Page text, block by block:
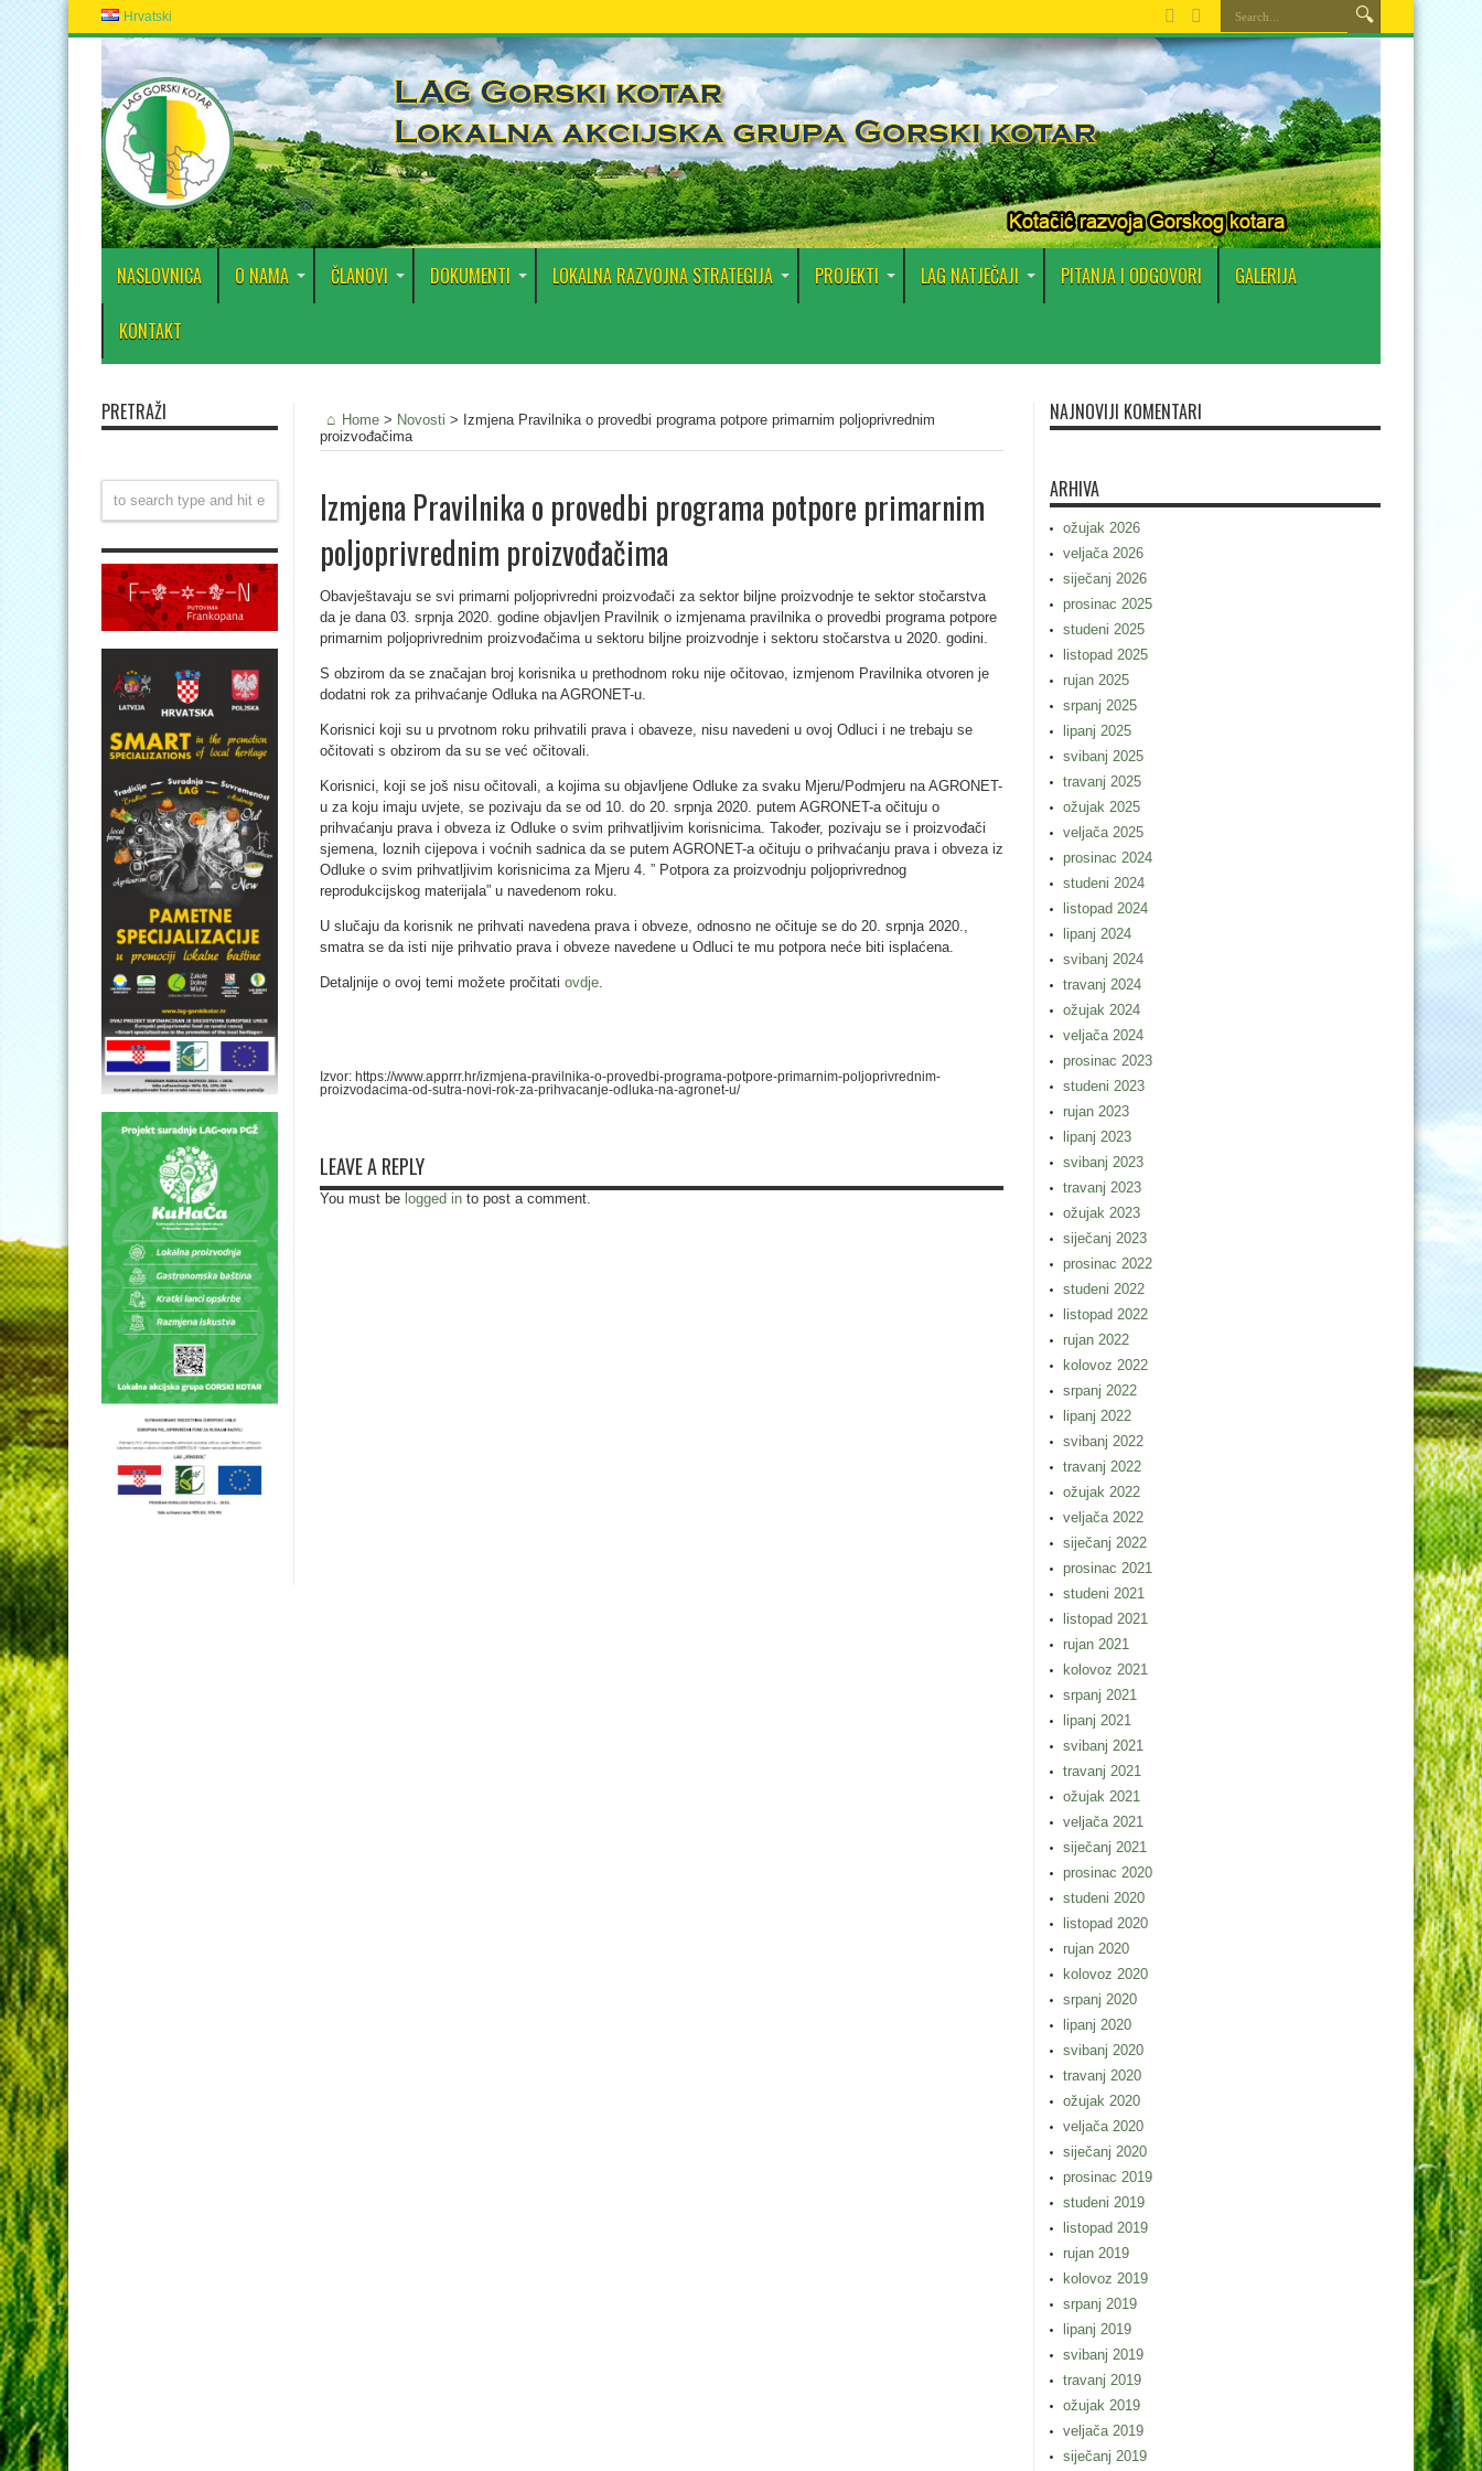
Hrvatski
NASLOVNICA O NAMA ČLANOVI DOKUMENTI LOKALNA RAZVOJNA STRATEGIJA PROJEKTI LAG NATJEČAJI PITANJA I ODGOVORI GALERIJA
KONTAKT
Home > Novosti > Izmjena Pravilnika o provedbi programa potpore primarnim poljoprivrednim
proizvođačima
Izmjena Pravilnika o provedbi programa potpore primarnim
poljoprivrednim proizvođačima
Obavještavaju se svi primarni poljoprivredni proizvođači za sektor biljne proizvodnje te sektor stočarstva
da je dana 03. srpnja 2020. godine objavljen Pravilnik o izmjenama pravilnika o provedbi programa potpore
primarnim poljoprivrednim proizvođačima u sektoru biljne proizvodnje i sektoru stočarstva u 2020. godini.
S obzirom da se značajan broj korisnika u prethodnom roku nije očitovao, izmjenom Pravilnika otvoren je
dodatni rok za prihvaćanje Odluka na AGRONET-u.
Korisnici koji su u prvotnom roku prihvatili prava i obaveze, nisu navedeni u ovoj Odluci i ne trebaju se
očitovati s obzirom da su se već očitovali.
Korisnici, koji se još nisu očitovali, a kojima su objavljene Odluke za svaku Mjeru/Podmjeru na AGRONET-
u za koju imaju uvjete, se pozivaju da se od 10. do 20. srpnja 2020. putem AGRONET-a očituju o
prihvaćanju prava i obveza iz Odluke o svim prihvatljivim korisnicima. Također, pozivaju se i proizvođači
sjemena, loznih cijepova i voćnih sadnica da se putem AGRONET-a očituju o prihvaćanju prava i obveza iz
Odluke o svim prihvatljivim korisnicima za Mjeru 4. ” Potpora za proizvodnju poljoprivrednog
reprodukcijskog materijala” u navedenom roku.
U slučaju da korisnik ne prihvati navedena prava i obveze, odnosno ne očituje se do 20. srpnja 2020.,
smatra se da isti nije prihvatio prava i obveze navedene u Odluci te mu potpora neće biti isplaćena.
Detaljnije o ovoj temi možete pročitati ovdje.
Izvor: https://www.apprrr.hr/izmjena-pravilnika-o-provedbi-programa-potpore-primarnim-poljoprivrednim-
proizvodacima-od-sutra-novi-rok-za-prihvacanje-odluka-na-agronet-u/
LEAVE A REPLY
You must be logged in to post a comment.
PRETRAŽI NAJNOVIJI KOMENTARI
ARHIVA
ožujak 2026
veljača 2026
siječanj 2026
prosinac 2025
studeni 2025
listopad 2025
rujan 2025
srpanj 2025
lipanj 2025
svibanj 2025
travanj 2025
ožujak 2025
veljača 2025
prosinac 2024
studeni 2024
listopad 2024
lipanj 2024
svibanj 2024
travanj 2024
ožujak 2024
veljača 2024
prosinac 2023
studeni 2023
rujan 2023
lipanj 2023
svibanj 2023
travanj 2023
ožujak 2023
siječanj 2023
prosinac 2022
studeni 2022
listopad 2022
rujan 2022
kolovoz 2022
srpanj 2022
lipanj 2022
svibanj 2022
travanj 2022
ožujak 2022
veljača 2022
siječanj 2022
prosinac 2021
studeni 2021
listopad 2021
rujan 2021
kolovoz 2021
srpanj 2021
lipanj 2021
svibanj 2021
travanj 2021
ožujak 2021
veljača 2021
siječanj 2021
prosinac 2020
studeni 2020
listopad 2020
rujan 2020
kolovoz 2020
srpanj 2020
lipanj 2020
svibanj 2020
travanj 2020
ožujak 2020
veljača 2020
siječanj 2020
prosinac 2019
studeni 2019
listopad 2019
rujan 2019
kolovoz 2019
srpanj 2019
lipanj 2019
svibanj 2019
travanj 2019
ožujak 2019
veljača 2019
siječanj 2019